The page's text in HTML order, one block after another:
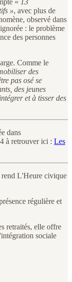
« 13
», avec plus de
observé dans
: le problème
des personnes
Comme le
des
pas osé se
des jeunes
et à tisser des
dans
à retrouver ici : Les
rend L'Heure civique
régulière et
retraités, elle offre
sociale